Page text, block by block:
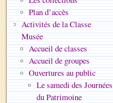
Plan d’accès
Activités de la Classe
Musée
Accueil de classes
Accueil de groupes
Ouvertures au public
Le samedi des Journées
du Patrimoine